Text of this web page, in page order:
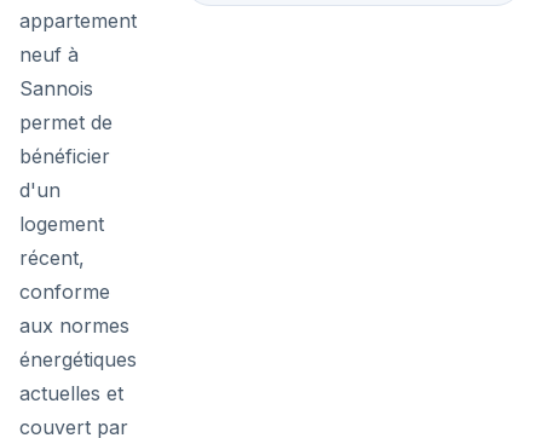
appartement
neuf à
Sannois
permet de
bénéficier
d'un
logement
récent,
conforme
aux normes
énergétiques
actuelles et
couvert par